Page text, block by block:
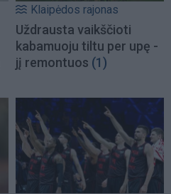
Klaipėdos rajonas
Uždrausta vaikščioti
kabamuoju tiltu per upę -
jį remontuos (1)